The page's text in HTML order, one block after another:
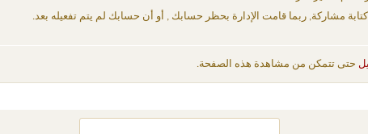
كتابة مشاركة, ربما قامت الإدارة بحظر حسابك , أو أن حسابك لم يتم تفعيله بعد.
حتى تتمكن من مشاهدة هذه الصفحة.